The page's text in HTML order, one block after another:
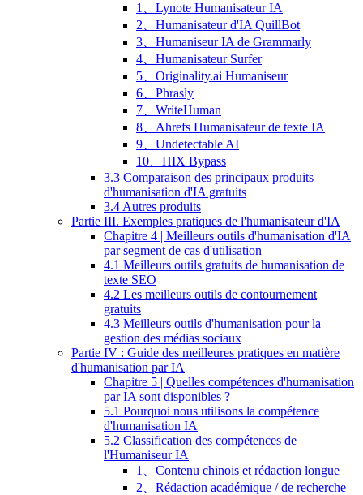
1、Lynote Humanisateur IA
2、Humanisateur d'IA QuillBot
3、Humaniseur IA de Grammarly
4、Humanisateur Surfer
5、Originality.ai Humaniseur
6、Phrasly
7、WriteHuman
8、Ahrefs Humanisateur de texte IA
9、Undetectable AI
10、HIX Bypass
3.3 Comparaison des principaux produits
d'humanisation d'IA gratuits
3.4 Autres produits
Partie III. Exemples pratiques de l'humanisateur d'IA
Chapitre 4 | Meilleurs outils d'humanisation d'IA
par segment de cas d'utilisation
4.1 Meilleurs outils gratuits de humanisation de
texte SEO
4.2 Les meilleurs outils de contournement
gratuits
4.3 Meilleurs outils d'humanisation pour la
gestion des médias sociaux
Partie IV : Guide des meilleures pratiques en matière
d'humanisation par IA
Chapitre 5 | Quelles compétences d'humanisation
par IA sont disponibles ?
5.1 Pourquoi nous utilisons la compétence
d'humanisation IA
5.2 Classification des compétences de
l'Humaniseur IA
1、Contenu chinois et rédaction longue
2、Rédaction académique / de recherche